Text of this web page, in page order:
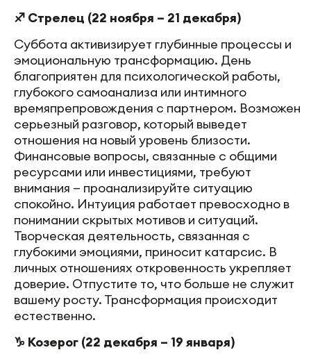
♐ Стрелец (22 ноября – 21 декабря)
Суббота активизирует глубинные процессы и
эмоциональную трансформацию. День
благоприятен для психологической работы,
глубокого самоанализа или интимного
времяпрепровождения с партнером. Возможен
серьезный разговор, который выведет
отношения на новый уровень близости.
Финансовые вопросы, связанные с общими
ресурсами или инвестициями, требуют
внимания — проанализируйте ситуацию
спокойно. Интуиция работает превосходно в
понимании скрытых мотивов и ситуаций.
Творческая деятельность, связанная с
глубокими эмоциями, приносит катарсис. В
личных отношениях откровенность укрепляет
доверие. Отпустите то, что больше не служит
вашему росту. Трансформация происходит
естественно.
♑ Козерог (22 декабря – 19 января)